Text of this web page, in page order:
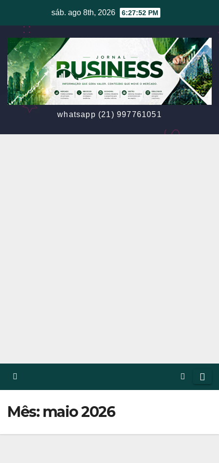
content
sáb. ago 8th, 2026 6:27:54 PM
whatsapp (21) 997761051
Mês: maio 2026